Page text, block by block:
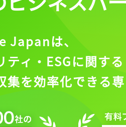
は、
ティ・ESGに関する
集を効率化できる